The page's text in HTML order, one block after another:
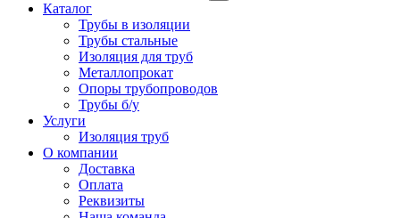
Каталог
Трубы в изоляции
Трубы стальные
Изоляция для труб
Металлопрокат
Опоры трубопроводов
Трубы б/у
Услуги
Изоляция труб
О компании
Доставка
Оплата
Реквизиты